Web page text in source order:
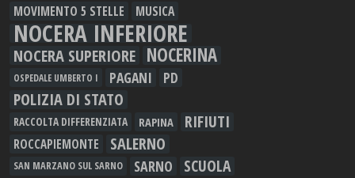
MOVIMENTO 5 STELLE MUSICA
NOCERA INFERIORE
NOCERA SUPERIORE NOCERINA
OSPEDALE UMBERTO I PAGANI PD
POLIZIA DI STATO
RACCOLTA DIFFERENZIATA RAPINA RIFIUTI
ROCCAPIEMONTE SALERNO
SAN MARZANO SUL SARNO SARNO SCUOLA